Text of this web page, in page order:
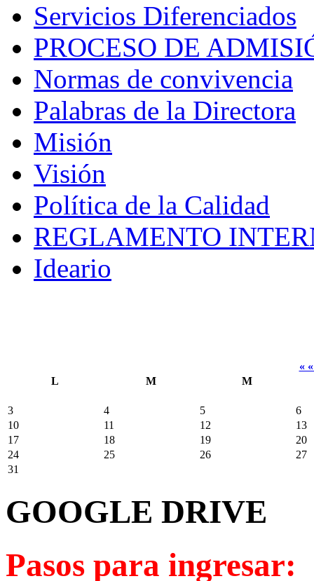
Servicios Diferenciados
PROCESO DE
Normas de convivencia
Palabras de la Directora
Misión
Visión
Política de la Calidad
REGLAMENTO
Ideario
«
L
M M
3 4 5
6
10
11 12
13
17
18 19
20
24
25 26
27
31
GOOGLE DRIVE
Pasos para ingresar: